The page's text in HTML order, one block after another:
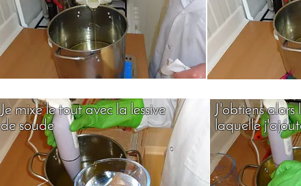
J'obtiens
laquelle
Je mixe le tout avec la lessive
de soude